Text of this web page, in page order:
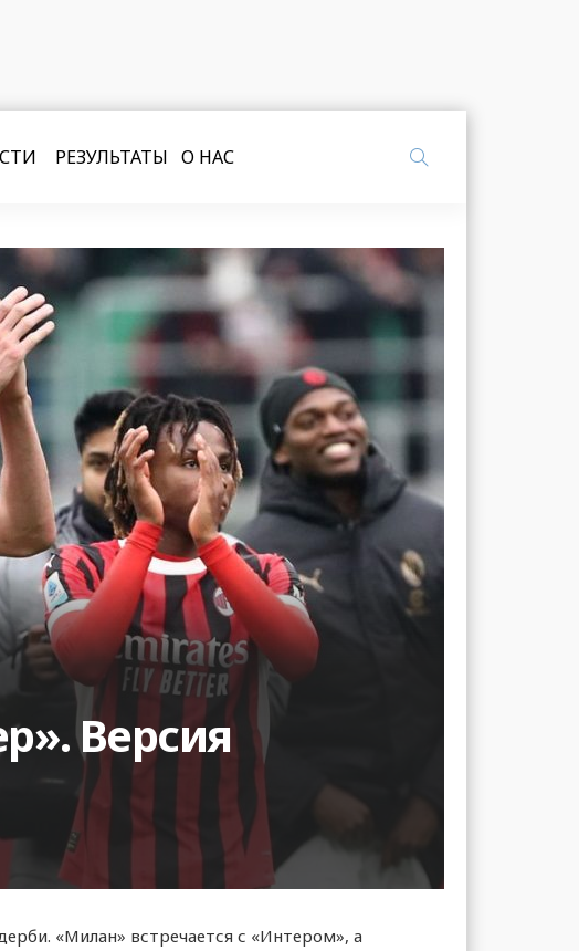
РЕЗУЛЬТАТЫ О НАС
Версия
«Милан» встречается с «Интером», а